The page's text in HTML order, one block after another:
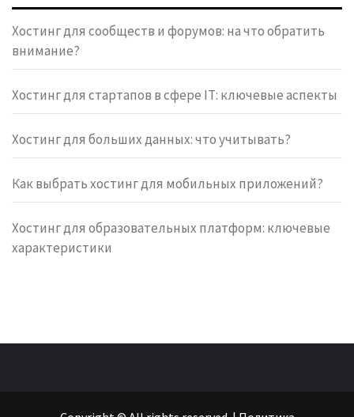
Хостинг для сообществ и форумов: на что обратить
внимание?
Хостинг для стартапов в сфере IT: ключевые аспекты
Хостинг для больших данных: что учитывать?
Как выбрать хостинг для мобильных приложений?
Хостинг для образовательных платформ: ключевые
характеристики